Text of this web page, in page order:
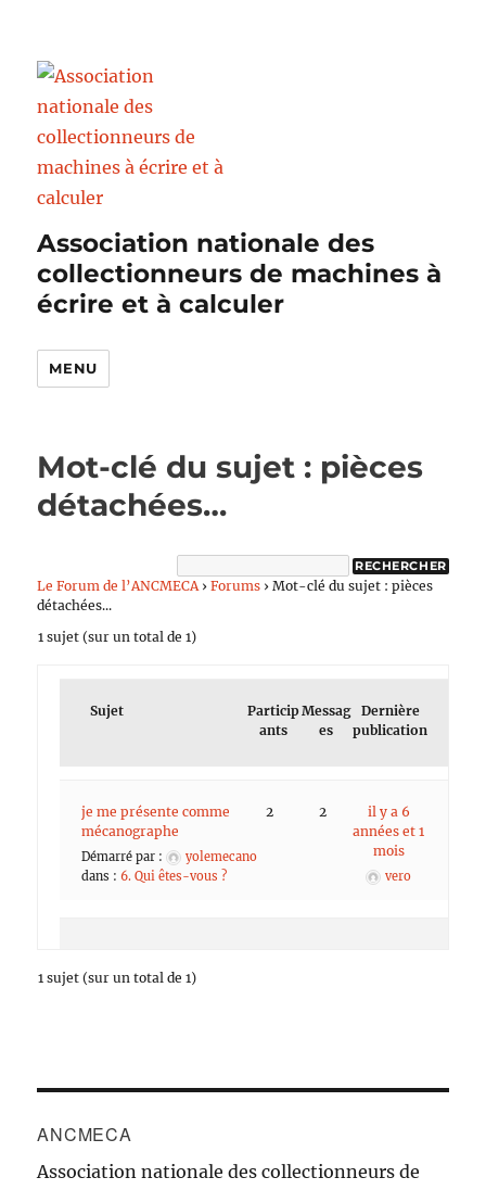
Association nationale des
collectionneurs de machines à
écrire et à calculer
MENU
Mot-clé du sujet : pièces
détachées…
Le Forum de l’ANCMECA › Forums › Mot-clé du sujet : pièces
détachées...
1 sujet (sur un total de 1)
Sujet
Particip
ants
Messag
es
Dernière
publication
je me présente comme
mécanographe
Démarré par :
yolemecano
dans :6. Qui êtes-vous ?
2 2
il y a 6
années et 1
mois
vero
1 sujet (sur un total de 1)
ANCMECA
Association nationale des collectionneurs de